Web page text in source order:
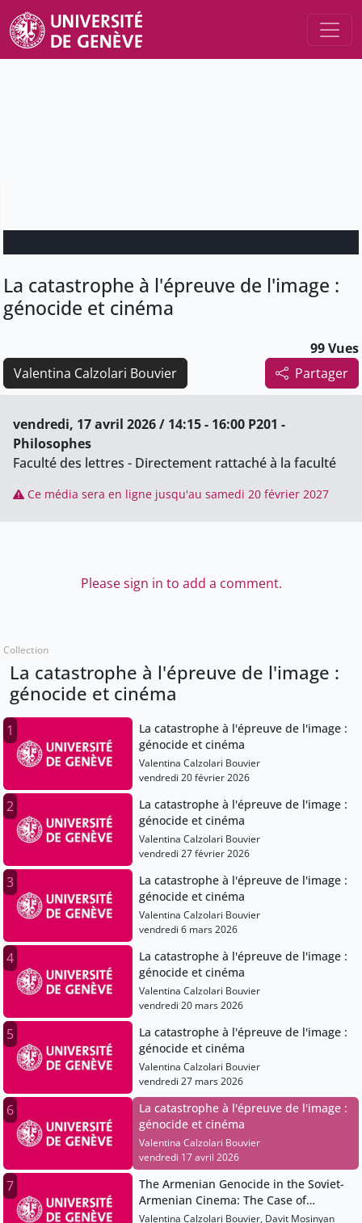
La catastrophe à l'épreuve de l'image :
génocide et cinéma
99 Vues
Partager
Valentina Calzolari Bouvier
vendredi, 17 avril 2026 / 14:15 - 16:00 P201 -
Philosophes
Faculté des lettres - Directement rattaché à la faculté
Ce média sera en ligne jusqu'au samedi 20 février 2027
Please sign in to add a comment.
Collection
La catastrophe à l'épreuve de l'image :
génocide et cinéma
1
La catastrophe à l'épreuve de l'image :
génocide et cinéma
Valentina Calzolari Bouvier
vendredi 20 février 2026
2
La catastrophe à l'épreuve de l'image :
génocide et cinéma
Valentina Calzolari Bouvier
vendredi 27 février 2026
3
La catastrophe à l'épreuve de l'image :
génocide et cinéma
Valentina Calzolari Bouvier
vendredi 6 mars 2026
4
La catastrophe à l'épreuve de l'image :
génocide et cinéma
Valentina Calzolari Bouvier
vendredi 20 mars 2026
5
La catastrophe à l'épreuve de l'image :
génocide et cinéma
Valentina Calzolari Bouvier
vendredi 27 mars 2026
6
La catastrophe à l'épreuve de l'image :
génocide et cinéma
Valentina Calzolari Bouvier
vendredi 17 avril 2026
7
The Armenian Genocide in the Soviet-
Armenian Cinema: The Case of
Artavazd Peleshian"
Valentina Calzolari Bouvier, Davit Mosinyan